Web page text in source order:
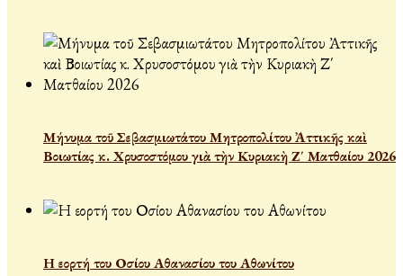
Μήνυμα τοῦ Σεβασμιωτάτου Μητροπολίτου Ἀττικῆς καὶ
Βοιωτίας κ. Χρυσοστόμου γιὰ τὴν Κυριακὴ Ζ΄ Ματθαίου 2026
Η εορτή του Οσίου Αθανασίου του Αθωνίτου